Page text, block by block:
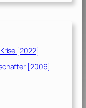
[2022]
[2006]